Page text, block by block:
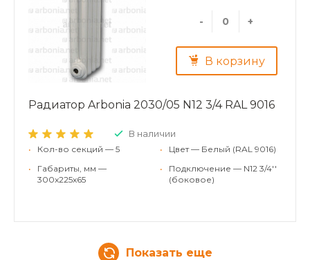
- +
В корзину
Радиатор Arbonia 2030/05 N12 3/4 RAL 9016
В наличии
•
Кол-во секций — 5
•
Габариты, мм —
300x225x65
•
Цвет — Белый (RAL 9016)
•
Подключение — N12 3/4''
(боковое)
Показать еще